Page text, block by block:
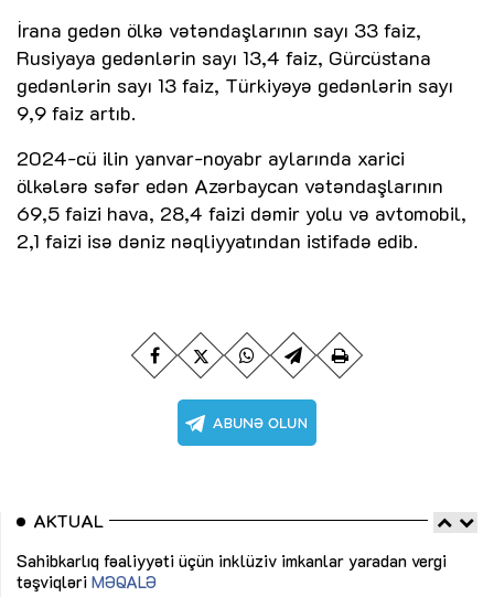
İrana gedən ölkə vətəndaşlarının sayı 33 faiz,
Rusiyaya gedənlərin sayı 13,4 faiz, Gürcüstana
gedənlərin sayı 13 faiz, Türkiyəyə gedənlərin sayı
9,9 faiz artıb.
2024-cü ilin yanvar-noyabr aylarında xarici
ölkələrə səfər edən Azərbaycan vətəndaşlarının
69,5 faizi hava, 28,4 faizi dəmir yolu və avtomobil,
2,1 faizi isə dəniz nəqliyyatından istifadə edib.
AKTUAL
Sahibkarlıq fəaliyyəti üçün inklüziv imkanlar yaradan vergi
təşviqləri MƏQALƏ